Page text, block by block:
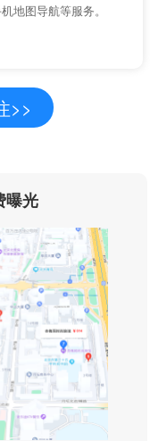
地图导航等服务。
>>
曝光